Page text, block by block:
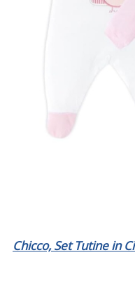
Chicco, Set Tutine in